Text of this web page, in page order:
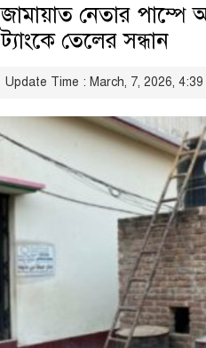
জামায়াত নেতার পাম্পে
ট্যাংকে তেলের সন্ধান
Update Time : March, 7, 2026, 4:39